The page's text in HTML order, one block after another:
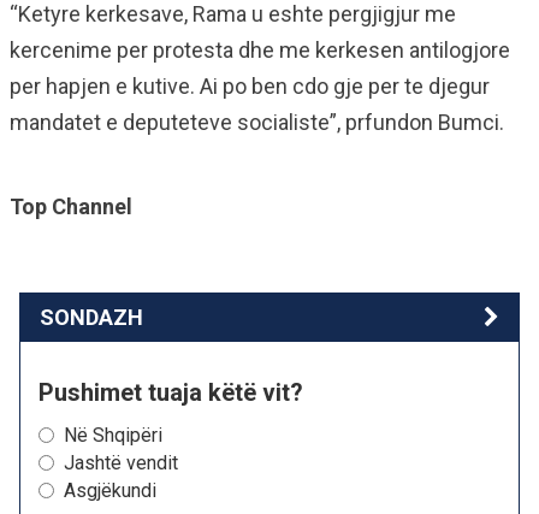
“Ketyre kerkesave, Rama u eshte pergjigjur me
kercenime per protesta dhe me kerkesen antilogjore
per hapjen e kutive. Ai po ben cdo gje per te djegur
mandatet e deputeteve socialiste”, prfundon Bumci.
Top Channel
SONDAZH
Pushimet tuaja këtë vit?
Në Shqipëri
Jashtë vendit
Asgjëkundi